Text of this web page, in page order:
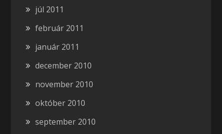
júl 2011
február 2011
január 2011
december 2010
november 2010
október 2010
september 2010